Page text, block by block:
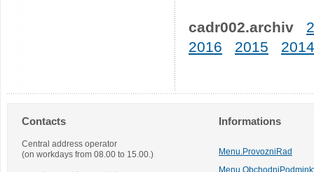
cadr002.archiv
2016
2015 2014
Contacts
Central address operator
(on workdays from 08.00 to 15.00.)
Informations
Menu.ProvozniRad